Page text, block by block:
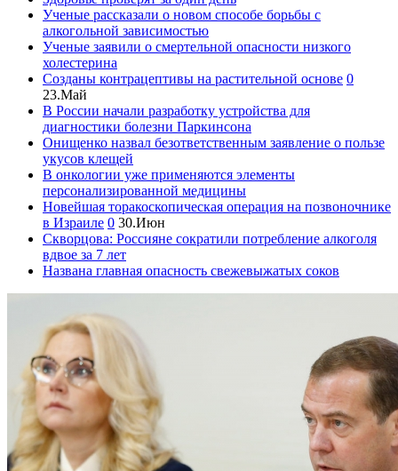
Ученые рассказали о новом способе борьбы с
алкогольной зависимостью
Ученые заявили о смертельной опасности низкого
холестерина
Созданы контрацептивы на растительной основе 0
23.Май
В России начали разработку устройства для
диагностики болезни Паркинсона
Онищенко назвал безответственным заявление о пользе
укусов клещей
В онкологии уже применяются элементы
персонализированной медицины
Новейшая торакоскопическая операция на позвоночнике
в Израиле 0 30.Июн
Скворцова: Россияне сократили потребление алкоголя
вдвое за 7 лет
Названа главная опасность свежевыжатых соков